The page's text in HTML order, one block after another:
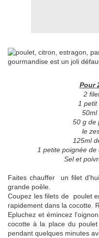
Pour
2
1
50ml
50 g de
le
125ml
1 petite poignée
Sel et
Faites chauffer un filet
grande poêle.
Coupez les filets de poulet
rapidement dans la cocotte.
Epluchez et émincez
cocotte à la place du
pendant quelques minutes